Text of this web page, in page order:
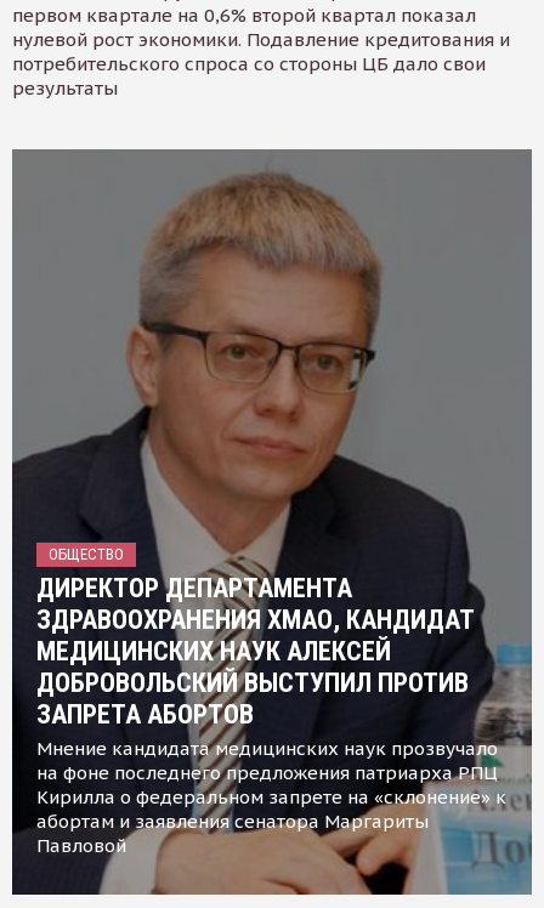
первом квартале на 0,6% второй квартал показал
нулевой рост экономики. Подавление кредитования и
потребительского спроса со стороны ЦБ дало свои
результаты
ОБЩЕСТВО
ДИРЕКТОР ДЕПАРТАМЕНТА
ЗДРАВООХРАНЕНИЯ ХМАО, КАНДИДАТ
МЕДИЦИНСКИХ НАУК АЛЕКСЕЙ
ДОБРОВОЛЬСКИЙ ВЫСТУПИЛ ПРОТИВ
ЗАПРЕТА АБОРТОВ
Мнение кандидата медицинских наук прозвучало
на фоне последнего предложения патриарха РПЦ
Кирилла о федеральном запрете на «склонение» к
абортам и заявления сенатора Маргариты
Павловой